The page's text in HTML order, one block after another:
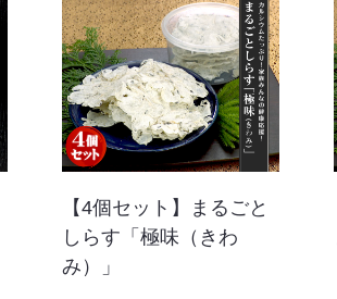
【4個セット】まるごと
しらす「極味（きわ
み）」